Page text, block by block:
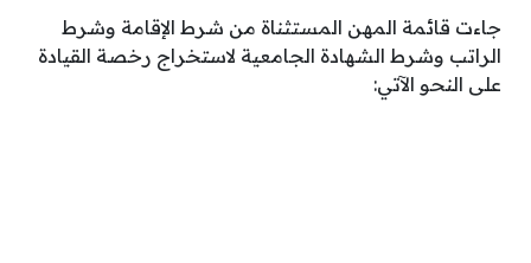
جاءت قائمة المهن المستثناة من شرط الإقامة وشرط
الراتب وشرط الشهادة الجامعية لاستخراج رخصة القيادة
على النحو الآتي: